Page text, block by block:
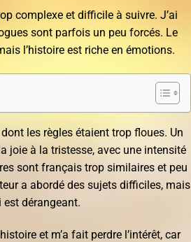
complexe et difficile à suivre. J’ai
sont parfois un peu forcés. Le
l’histoire est riche en émotions.
les règles étaient trop floues. Un
joie à la tristesse, avec une intensité
sont français trop similaires et peu
a abordé des sujets difficiles, mais
dérangeant.
et m’a fait perdre l’intérêt, car